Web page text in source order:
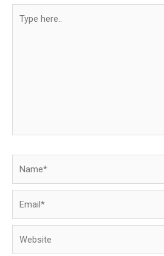
here..